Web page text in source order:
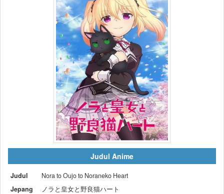
Judul Anime
Judul
Nora to Oujo to Noraneko Heart
Jepang
ノラと皇女と野良猫ハート